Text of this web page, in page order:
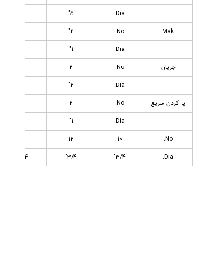
Dia.
5"
Mak
No.
2"
Dia.
1"
جریان No.
2
Dia.
2"
پر کردن سریع No.
2
Dia.
1"
No.
10
12
Dia.
3/4"
3/4"
3/4"